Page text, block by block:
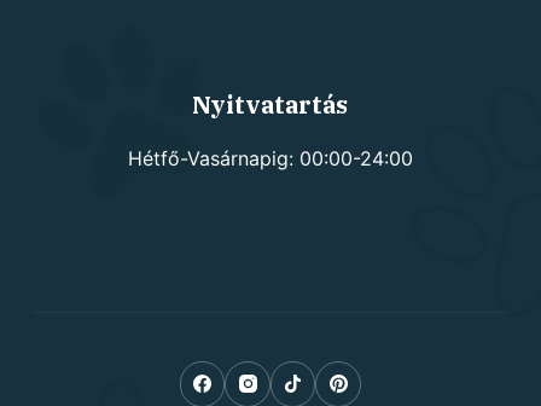
Nyitvatartás
Hétfő-Vasárnapig: 00:00-24:00